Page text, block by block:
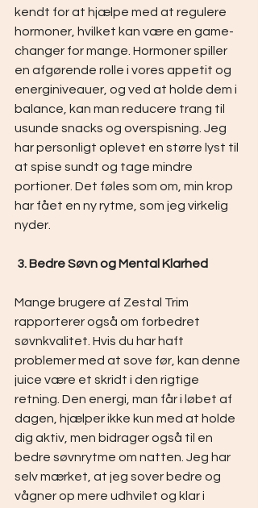
kendt for at hjælpe med at regulere
hormoner, hvilket kan være en game-
changer for mange. Hormoner spiller
en afgørende rolle i vores appetit og
energiniveauer, og ved at holde dem i
balance, kan man reducere trang til
usunde snacks og overspisning. Jeg
har personligt oplevet en større lyst til
at spise sundt og tage mindre
portioner. Det føles som om, min krop
har fået en ny rytme, som jeg virkelig
nyder.
3. Bedre Søvn og Mental Klarhed
Mange brugere af Zestal Trim
rapporterer også om forbedret
søvnkvalitet. Hvis du har haft
problemer med at sove før, kan denne
juice være et skridt i den rigtige
retning. Den energi, man får i løbet af
dagen, hjælper ikke kun med at holde
dig aktiv, men bidrager også til en
bedre søvnrytme om natten. Jeg har
selv mærket, at jeg sover bedre og
vågner op mere udhvilet og klar i